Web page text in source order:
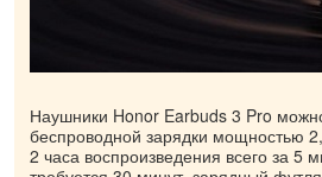
Наушники Honor Earbuds 3 Pro
беспроводной зарядки мощностью
2 часа воспроизведения всего за 5